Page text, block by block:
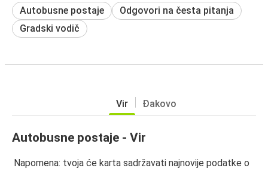
Autobusne postaje
Odgovori na česta pitanja
Gradski vodič
Vir Đakovo
Autobusne postaje - Vir
Napomena: tvoja će karta sadržavati najnovije podatke o